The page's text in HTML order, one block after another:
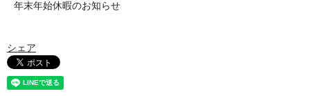
年末年始休暇のお知らせ
シェア